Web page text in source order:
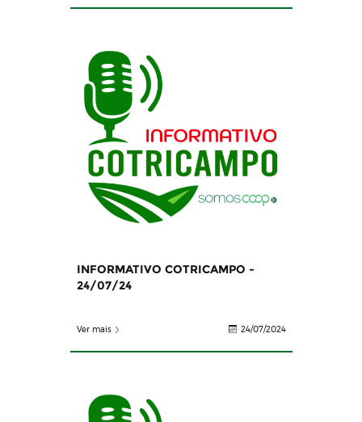
INFORMATIVO COTRICAMPO -
24/07/24
Ver mais 24/07/2024